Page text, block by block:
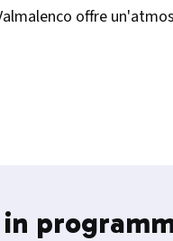
offre